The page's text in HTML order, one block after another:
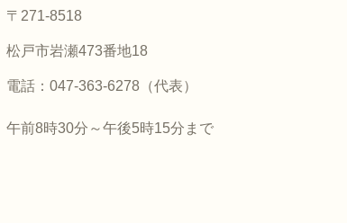
〒271-8518
松戸市岩瀬473番地18
電話：047-363-6278（代表）
午前8時30分～午後5時15分まで